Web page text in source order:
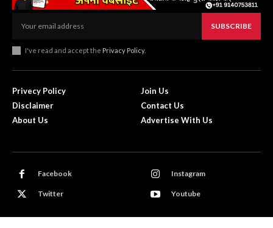
SUBSCRIBE
I've read and accept the Privacy Policy.
Privecy Policy
Disclaimer
About Us
Join Us
Contact Us
Advertise With Us
Facebook Instagram
Twitter Youtube